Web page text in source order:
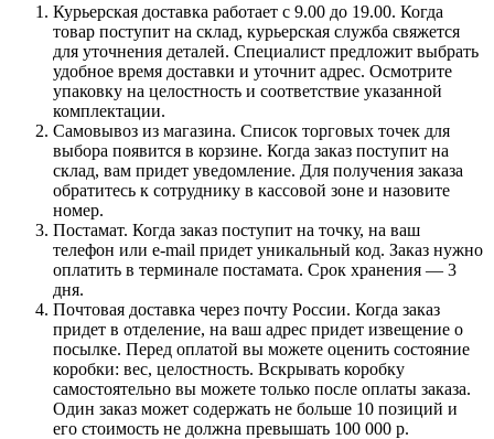
Курьерская доставка работает с 9.00 до 19.00. Когда
товар поступит на склад, курьерская служба свяжется
для уточнения деталей. Специалист предложит выбрать
удобное время доставки и уточнит адрес. Осмотрите
упаковку на целостность и соответствие указанной
комплектации.
Самовывоз из магазина. Список торговых точек для
выбора появится в корзине. Когда заказ поступит на
склад, вам придет уведомление. Для получения заказа
обратитесь к сотруднику в кассовой зоне и назовите
номер.
Постамат. Когда заказ поступит на точку, на ваш
телефон или e-mail придет уникальный код. Заказ нужно
оплатить в терминале постамата. Срок хранения — 3
дня.
Почтовая доставка через почту России. Когда заказ
придет в отделение, на ваш адрес придет извещение о
посылке. Перед оплатой вы можете оценить состояние
коробки: вес, целостность. Вскрывать коробку
самостоятельно вы можете только после оплаты заказа.
Один заказ может содержать не больше 10 позиций и
его стоимость не должна превышать 100 000 р.